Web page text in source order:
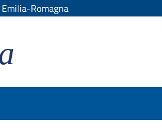
Romagna